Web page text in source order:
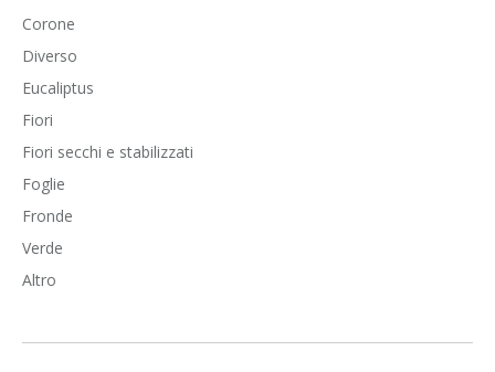
Corone
Diverso
Eucaliptus
Fiori
Fiori secchi e stabilizzati
Foglie
Fronde
Verde
Altro